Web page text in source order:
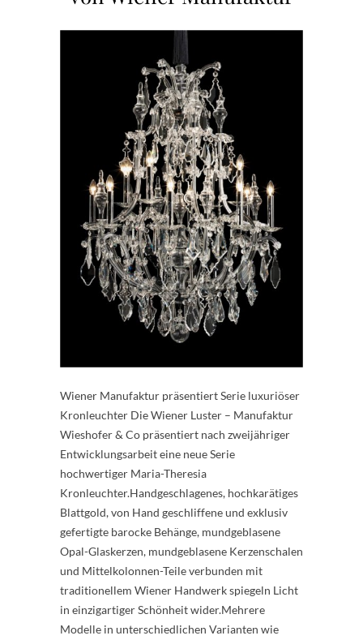
Wiener Manufaktur präsentiert Serie luxuriöser
Kronleuchter Die Wiener Luster – Manufaktur
Wieshofer & Co präsentiert nach zweijähriger
Entwicklungsarbeit eine neue Serie
hochwertiger Maria-Theresia
Kronleuchter.Handgeschlagenes, hochkarätiges
Blattgold, von Hand geschliffene und exklusiv
gefertigte barocke Behänge, mundgeblasene
Opal-Glaskerzen, mundgeblasene Kerzenschalen
und Mittelkolonnen-Teile verbunden mit
traditionellem Wiener Handwerk spiegeln Licht
in einzigartiger Schönheit wider.Mehrere
Modelle in unterschiedlichen Varianten wie